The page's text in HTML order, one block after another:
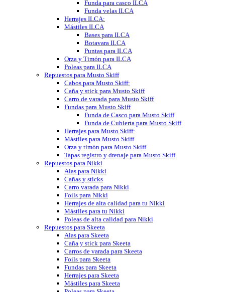
Funda para casco ILCA
Funda velas ILCA
Herrajes ILCA:
Mástiles ILCA
Bases para ILCA
Botavara ILCA
Puntas para ILCA
Orza y Timón para ILCA
Poleas para ILCA
Repuestos para Musto Skiff
Cabos para Musto Skiff:
Caña y stick para Musto Skiff
Carro de varada para Musto Skiff
Fundas para Musto Skiff
Funda de Casco para Musto Skiff
Funda de Cubierta para Musto Skiff
Herrajes para Musto Skiff:
Mástiles para Musto Skiff
Orza y timón para Musto Skiff
Tapas registro y drenaje para Musto Skiff
Repuestos para Nikki
Alas para Nikki
Cañas y sticks
Carro varada para Nikki
Foils para Nikki
Herrajes de alta calidad para tu Nikki
Mástiles para tu Nikki
Poleas de alta calidad para Nikki
Repuestos para Skeeta
Alas para Skeeta
Caña y stick para Skeeta
Carros de varada para Skeeta
Foils para Skeeta
Fundas para Skeeta
Herrajes para Skeeta
Mástiles para Skeeta